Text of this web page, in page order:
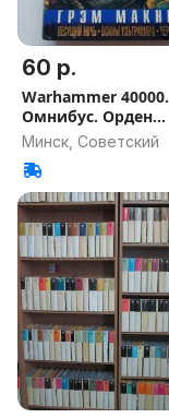
60 р.
Warhammer 40000.
Омнибус. Орден
Ультрамаринов.
Минск, Советский